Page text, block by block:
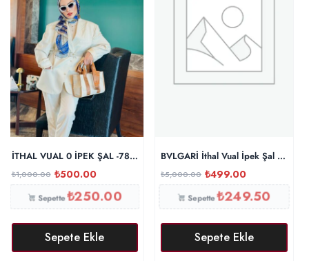
İTHAL VUAL 0 İPEK ŞAL -78963 saks/altın
₺1,000.00 ₺500.00
Sepette₺250.00
Sepete Ekle
BVLGARİ İthal Vual İpek Şal – Siyah
₺5,000.00 ₺499.00
Sepette₺249.50
Sepete Ekle